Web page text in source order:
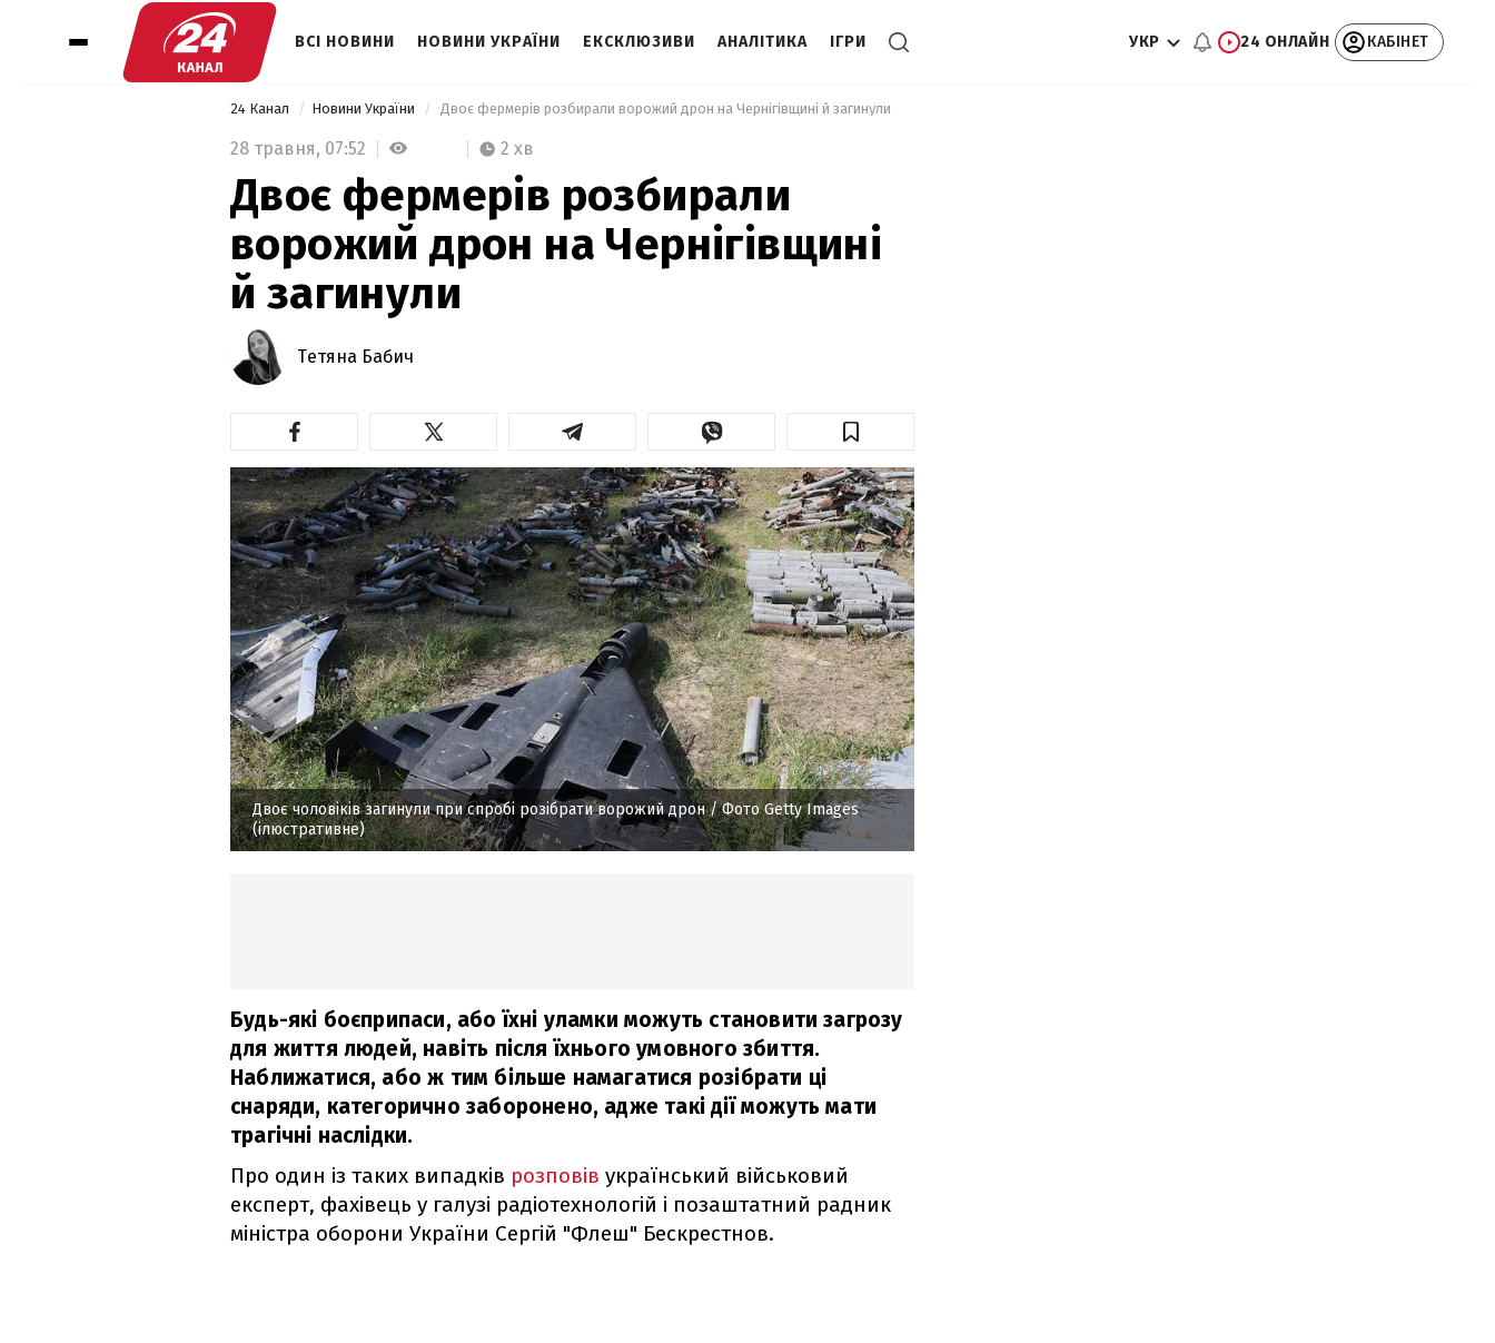
ВСІ НОВИНИ НОВИНИ УКРАЇНИ ЕКСКЛЮЗИВИ АНАЛІТИКА ІГРИ УКР 24 ОНЛАЙН КАБІНЕТ
24 Канал Новини України Двоє фермерів розбирали ворожий дрон на Чернігівщині й загинули
28 травня, 07:52 2 хв
Двоє фермерів розбирали
ворожий дрон на Чернігівщині
й загинули
Тетяна Бабич
Двоє чоловіків загинули при спробі розібрати ворожий дрон/ Фото Getty Images
(ілюстративне)
Будь-які боєприпаси, або їхні уламки можуть становити загрозу
для життя людей, навіть після їхнього умовного збиття.
Наближатися, або ж тим більше намагатися розібрати ці
снаряди, категорично заборонено, адже такі дії можуть мати
трагічні наслідки.
Про один із таких випадків розповів український військовий
експерт, фахівець у галузі радіотехнологій і позаштатний радник
міністра оборони України Сергій "Флеш" Бескрестнов.